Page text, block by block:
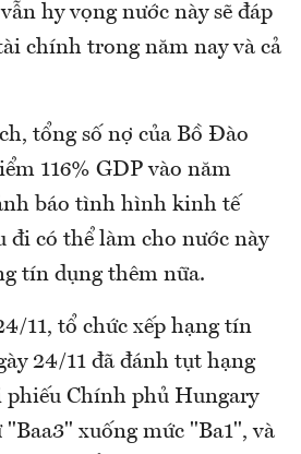
hy vọng nước này sẽ đáp
chính trong năm nay và cả
tổng số nợ của Bồ Đào
116% GDP vào năm
báo tình hình kinh tế
đi có thể làm cho nước này
tín dụng thêm nữa.
11, tổ chức xếp hạng tín
24/11 đã đánh tụt hạng
Chính phủ Hungary
xuống mức "Ba1", và